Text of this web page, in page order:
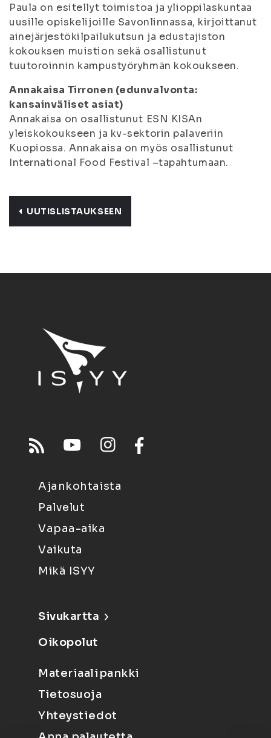
Paula on esitellyt toimistoa ja ylioppilaskuntaa
uusille opiskelijoille Savonlinnassa, kirjoittanut
ainejärjestökilpailukutsun ja edustajiston
kokouksen muistion sekä osallistunut
tuutoroinnin kampustyöryhmän kokoukseen.
Annakaisa Tirronen (edunvalvonta:
kansainväliset asiat)
Annakaisa on osallistunut ESN KISAn
yleiskokoukseen ja kv-sektorin palaveriin
Kuopiossa. Annakaisa on myös osallistunut
International Food Festival –tapahtumaan.
UUTISLISTAUKSEEN
Ajankohtaista
Palvelut
Vapaa-aika
Vaikuta
Mikä ISYY
Sivukartta
Oikopolut
Materiaalipankki
Tietosuoja
Yhteystiedot